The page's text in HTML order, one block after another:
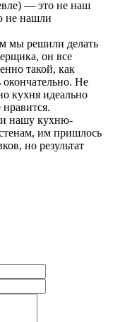
— это не наш
не нашли
мы решили делать
он все
такой, как
окончательно. Не
кухня идеально
нашу кухню-
им пришлось
но результат